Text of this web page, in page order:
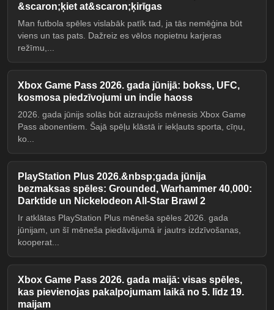
&scaron;ķiet at&scaron;ķirīgas
Man futbola spēles vislabāk patīk tad, ja tās nemēģina būt
viens un tas pats. Dažreiz es vēlos nopietnu karjeras
režīmu,...
Xbox Game Pass 2026. gada jūnijā: bokss, UFC,
kosmosa piedzīvojumi un indie haoss
2026. gada jūnijs solās būt aizraujošs mēnesis Xbox Game
Pass abonentiem. Šajā spēļu klāstā ir iekļauts sporta, cīņu,
ko...
PlayStation Plus 2026.&nbsp;gada jūnija
bezmaksas spēles: Grounded, Warhammer 40,000:
Darktide un Nickelodeon All-Star Brawl 2
Ir atklātas PlayStation Plus mēneša spēles 2026. gada
jūnijam, un šī mēneša piedāvājumā ir jautrs izdzīvošanas,
kooperat...
Xbox Game Pass 2026. gada maijā: visas spēles,
kas pievienojas pakalpojumam laikā no 5. līdz 19.
maijam